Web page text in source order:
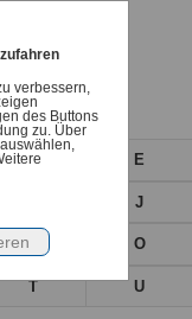
D E
J
N O
T U
verbessern,
des Buttons
zu. Über